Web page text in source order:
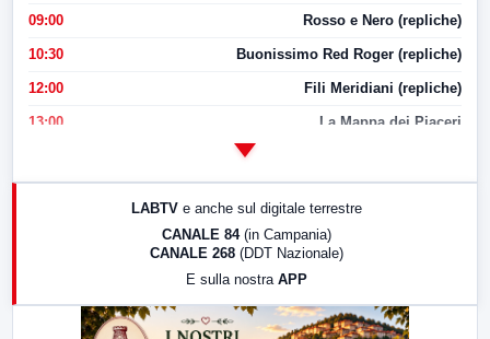
09:00 Rosso e Nero (repliche)
10:30 Buonissimo Red Roger (repliche)
12:00 Fili Meridiani (repliche)
13:00 La Mappa dei Piaceri
LabNews (replica)
LABTV e anche sul digitale terrestre
CANALE 84 (in Campania)
CANALE 268 (DDT Nazionale)
E sulla nostra APP